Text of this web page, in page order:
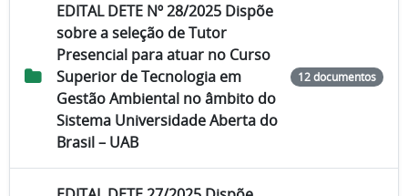
EDITAL DETE Nº 28/2025 Dispõe
sobre a seleção de Tutor
Presencial para atuar no Curso
Superior de Tecnologia em
Gestão Ambiental no âmbito do
Sistema Universidade Aberta do
Brasil – UAB
12 documentos